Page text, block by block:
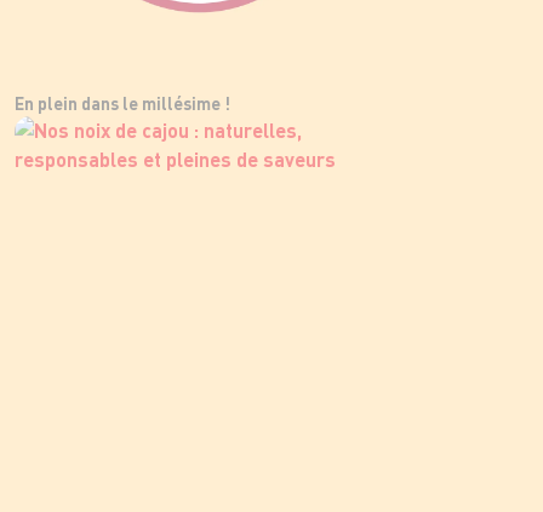
En plein dans le millésime !